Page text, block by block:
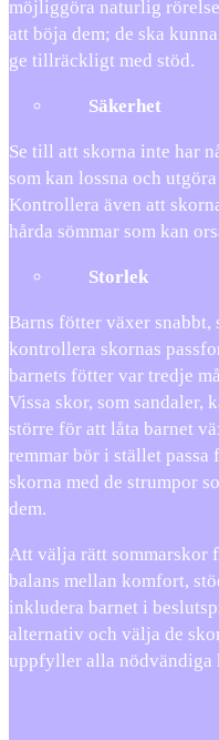
möjliggöra naturlig
att böja dem; de ska
ge tillräckligt med stöd.
Säkerhet
Se till att skorna inte har
som kan lossna och
Kontrollera även att
hårda sömmar som kan
Storlek
Barns fötter växer
kontrollera skornas
barnets fötter var tredje
Vissa skor, som sandaler,
större för att låta barnet
remmar bör i stället passa
skorna med de strumpor
dem.
Att välja rätt sommarskor
balans mellan komfort,
inkludera barnet i
alternativ och välja de
uppfyller alla nödvändiga